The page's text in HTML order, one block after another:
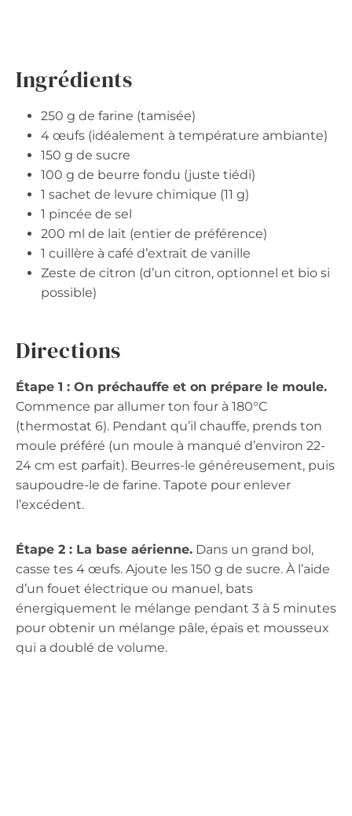
Ingrédients
250 g de farine (tamisée)
4 œufs (idéalement à température ambiante)
150 g de sucre
100 g de beurre fondu (juste tiédi)
1 sachet de levure chimique (11 g)
1 pincée de sel
200 ml de lait (entier de préférence)
1 cuillère à café d’extrait de vanille
Zeste de citron (d’un citron, optionnel et bio si
possible)
Directions
Étape 1 : On préchauffe et on prépare le moule.
Commence par allumer ton four à 180°C
(thermostat 6). Pendant qu’il chauffe, prends ton
moule préféré (un moule à manqué d’environ 22-
24 cm est parfait). Beurres-le généreusement, puis
saupoudre-le de farine. Tapote pour enlever
l’excédent.
Étape 2 : La base aérienne. Dans un grand bol,
casse tes 4 œufs. Ajoute les 150 g de sucre. À l’aide
d’un fouet électrique ou manuel, bats
énergiquement le mélange pendant 3 à 5 minutes
pour obtenir un mélange pâle, épais et mousseux
qui a doublé de volume.